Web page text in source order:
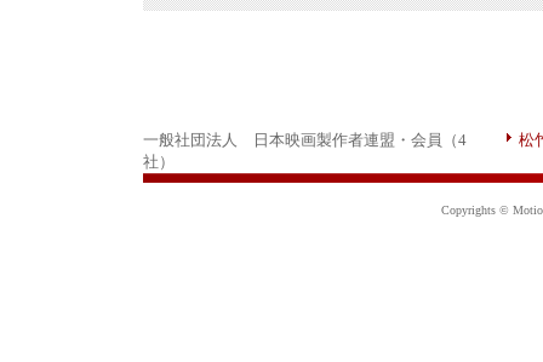
一般社団法人 日本映画製作者連盟・会員（4
社）
松
Copyrights ©